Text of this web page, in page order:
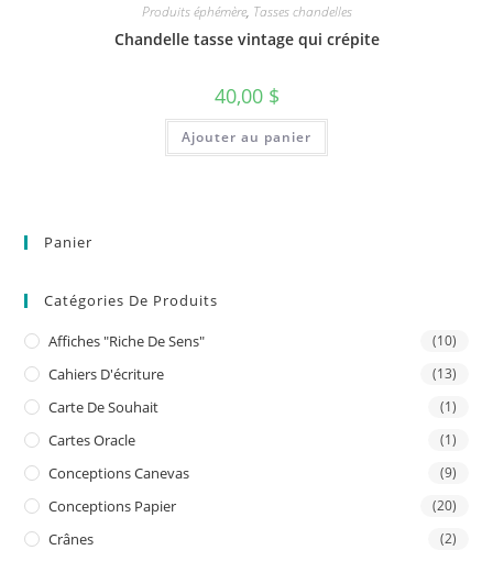
Produits éphémère, Tasses chandelles
Chandelle tasse vintage qui crépite
40,00 $
Ajouter au panier
Panier
Catégories De Produits
Affiches "riche De Sens" (10)
Cahiers D'écriture (13)
Carte De Souhait (1)
Cartes Oracle (1)
Conceptions Canevas (9)
Conceptions Papier (20)
Crânes (2)